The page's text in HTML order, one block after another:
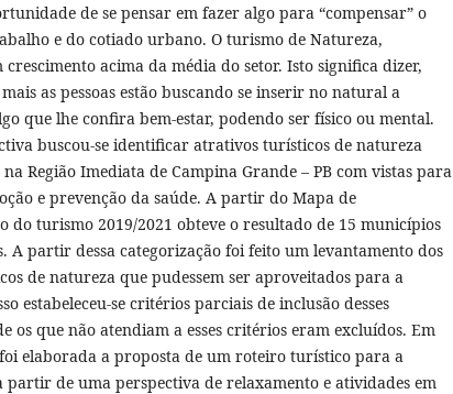
de se pensar em fazer algo para “compensar” o
e do cotiado urbano. O turismo de Natureza,
crescimento acima da média do setor. Isto significa dizer,
as pessoas estão buscando se inserir no natural a
que lhe confira bem-estar, podendo ser físico ou mental.
buscou-se identificar atrativos turísticos de natureza
Região Imediata de Campina Grande – PB com vistas para
e prevenção da saúde. A partir do Mapa de
do turismo 2019/2021 obteve o resultado de 15 municípios
A partir dessa categorização foi feito um levantamento dos
de natureza que pudessem ser aproveitados para a
estabeleceu-se critérios parciais de inclusão desses
os que não atendiam a esses critérios eram excluídos. Em
elaborada a proposta de um roteiro turístico para a
partir de uma perspectiva de relaxamento e atividades em